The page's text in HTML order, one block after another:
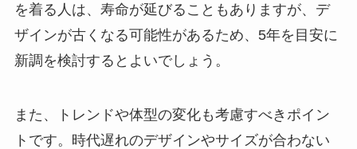
を着る人は、寿命が延びることもありますが、デ
ザインが古くなる可能性があるため、5年を目安に
新調を検討するとよいでしょう。
また、トレンドや体型の変化も考慮すべきポイン
トです。時代遅れのデザインやサイズが合わない